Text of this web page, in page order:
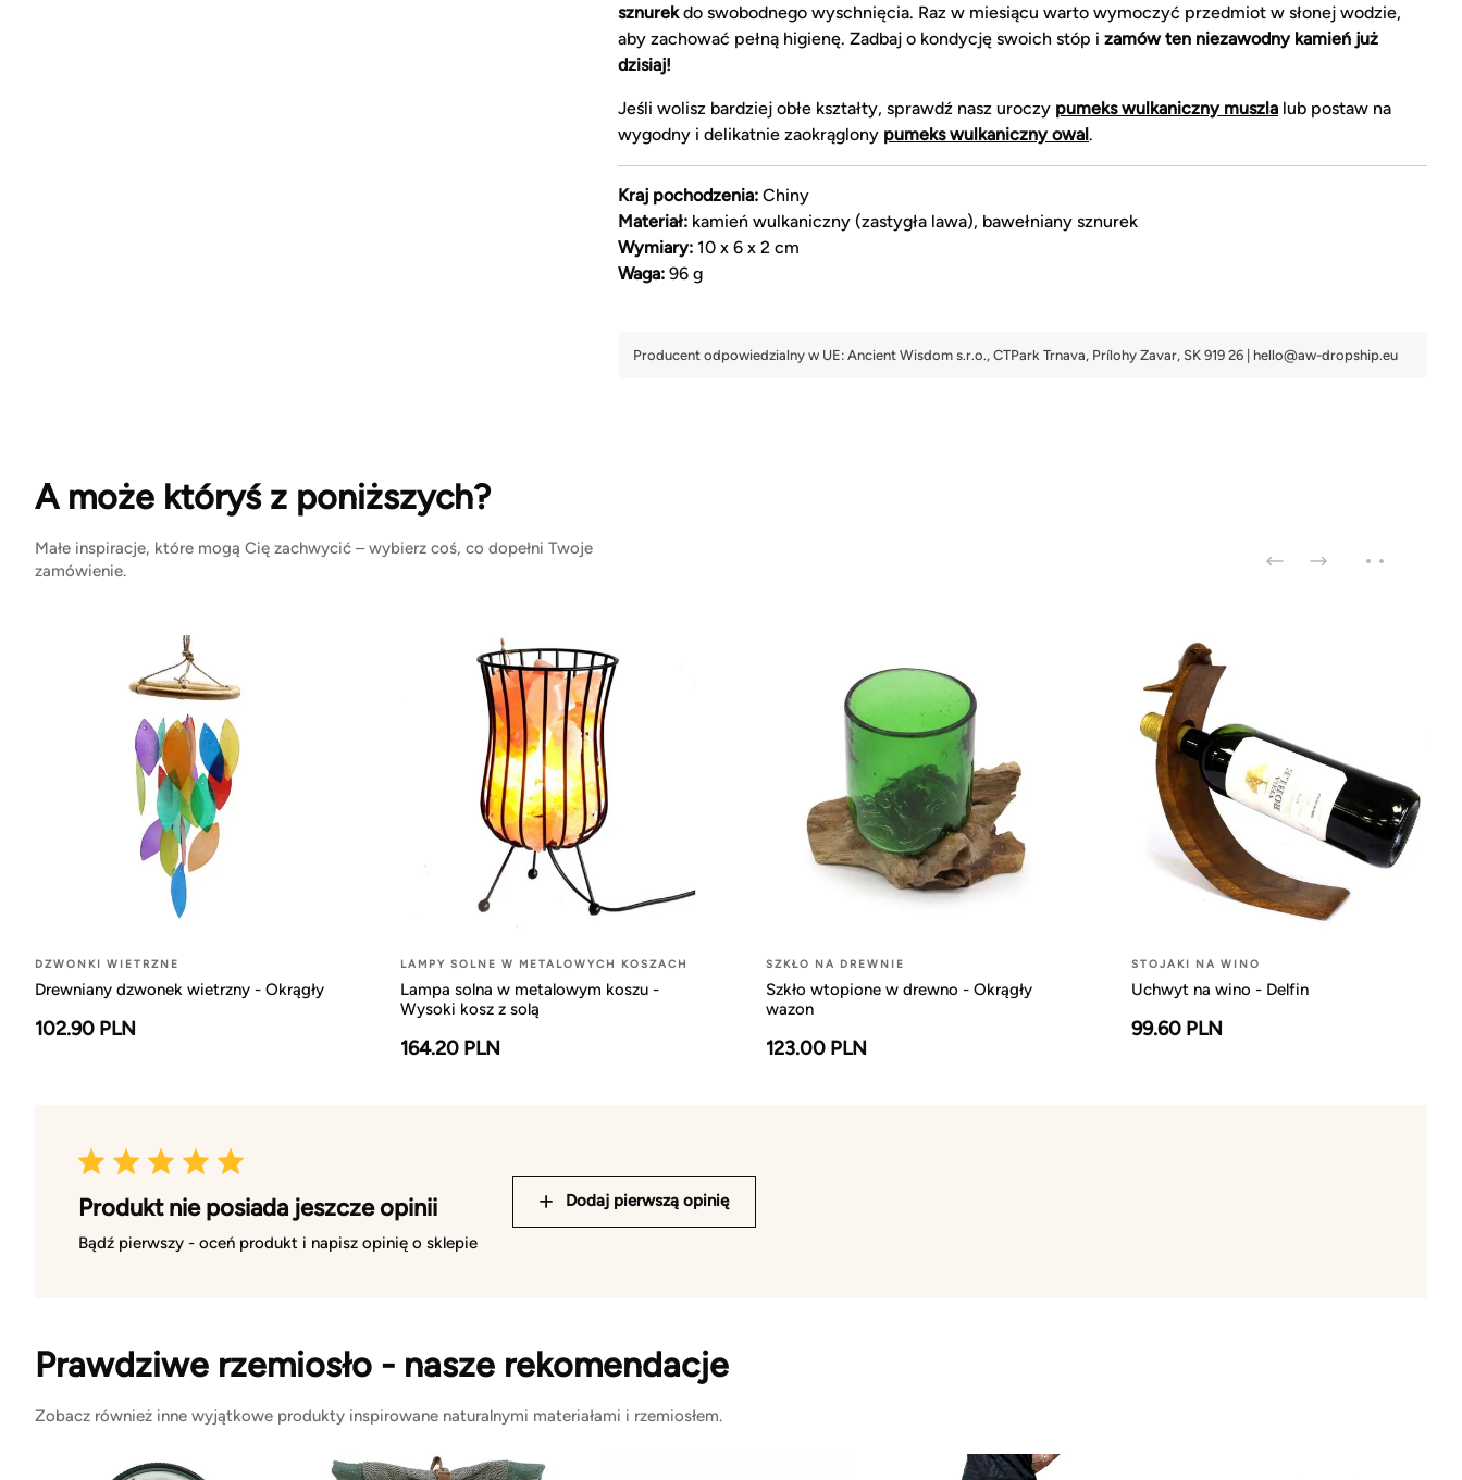
sznurekdo swobodnego wyschnięcia. Raz w miesiącu warto wymoczyć przedmiot w słonej wodzie,
aby zachować pełną higienę. Zadbaj o kondycję swoich stóp i zamów ten niezawodny kamień już
dzisiaj!
Jeśli wolisz bardziej obłe kształty, sprawdź nasz uroczy pumeks wulkaniczny muszla lub postaw na
wygodny i delikatnie zaokrąglony pumeks wulkaniczny owal.
Kraj pochodzenia: Chiny
Materiał: kamień wulkaniczny (zastygła lawa), bawełniany sznurek
Wymiary: 10 x 6 x 2 cm
Waga: 96 g
A może któryś z poniższych?
Małe inspiracje, które mogą Cię zachwycić – wybierz coś, co dopełni Twoje
zamówienie.
DZWONKI WIETRZNE
Drewniany dzwonek wietrzny - Okrągły
102.90 PLN
LAMPY SOLNE W METALOWYCH KOSZACH
Lampa solna w metalowym koszu -
Wysoki kosz z solą
164.20 PLN
SZKŁO NA DREWNIE
Szkło wtopione w drewno - Okrągły
wazon
123.00 PLN
STOJAKI NA WINO
Uchwyt na wino - Delfin
99.60 PLN
Produkt nie posiada jeszcze opinii
Bądź pierwszy - oceń produkt i napisz opinię o sklepie
Dodaj pierwszą opinię
Prawdziwe rzemiosło - nasze rekomendacje
Zobacz również inne wyjątkowe produkty inspirowane naturalnymi materiałami i rzemiosłem.